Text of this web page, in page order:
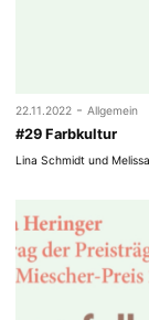
22.11.2022 - Allgemein
#29 Farbkultur
Lina Schmidt und